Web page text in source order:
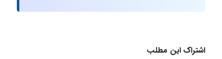
اشتراک این مطلب